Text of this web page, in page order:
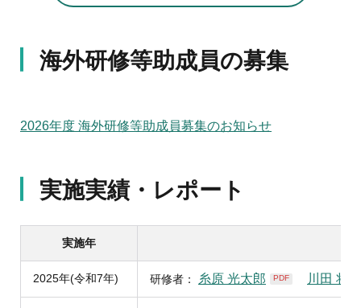
海外研修等助成員の募集
2026年度 海外研修等助成員募集のお知らせ
実施実績・レポート
実施年
2025年(令和7年) 研修者： 糸原 光太郎 PDF 川田 将義